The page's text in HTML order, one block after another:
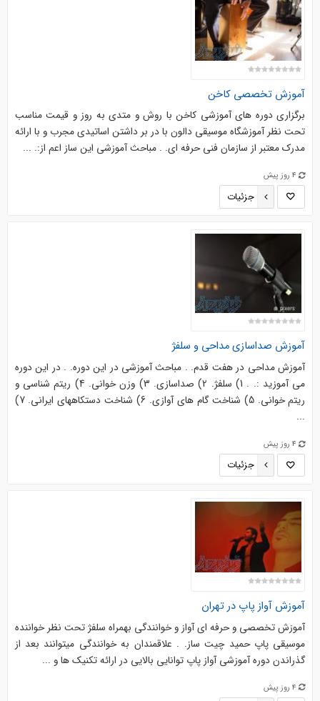
آموزش تخصصی کاخن
برگزاری دوره های آموزشی کاخن با روش و متدی به روز و قیمت مناسب
تحت نظر آموزشگاه موسیقی دالون با در بر داشتن اساتیدی مجرب و با ارائه
مدرک معتبر از سازمان فنی حرفه ای. . مباحث آموزشی این ساز اعم از:. ...
4 روز پیش
جزئیات
آموزش صداسازی مداحی و سلفژ
آموزش مداحی در هفت قدم. . مباحث آموزشی در این دوره. . در این دوره
می آموزید :. . 1) سلفژ. 2) صداسازی. 3) وزن خوانی. 4) ریتم شناسی و
ریتم خوانی. 5) شناخت گام های آوازی. 6) شناخت دستکاههای ایرانی. 7)
...
4 روز پیش
جزئیات
آموزش آواز پاپ در تهران
آموزش تخصصی و حرفه ای آواز و خوانندگی بهمراه سلفژ تحت نظر خواننده
موسیقی پاپ حمید چیت ساز. . علاقمندان به خوانندگی میتوانند بعد از
گذراندن دوره آموزشی آواز پاپ توانایی بالایی در ارائه تکنیک ها و ...
4 روز پیش